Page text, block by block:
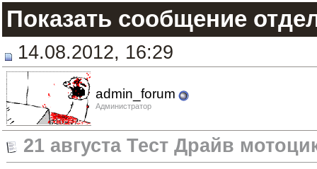
Показать сообщение
14.08.2012, 16:29
admin_forum
Администратор
21 августа Тест Драйв